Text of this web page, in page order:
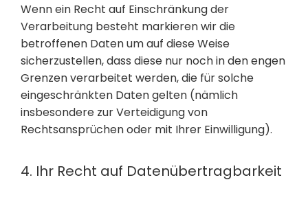
Wenn ein Recht auf Einschränkung der
Verarbeitung besteht markieren wir die
betroffenen Daten um auf diese Weise
sicherzustellen, dass diese nur noch in den engen
Grenzen verarbeitet werden, die für solche
eingeschränkten Daten gelten (nämlich
insbesondere zur Verteidigung von
Rechtsansprüchen oder mit Ihrer Einwilligung).
4. Ihr Recht auf Datenübertragbarkeit